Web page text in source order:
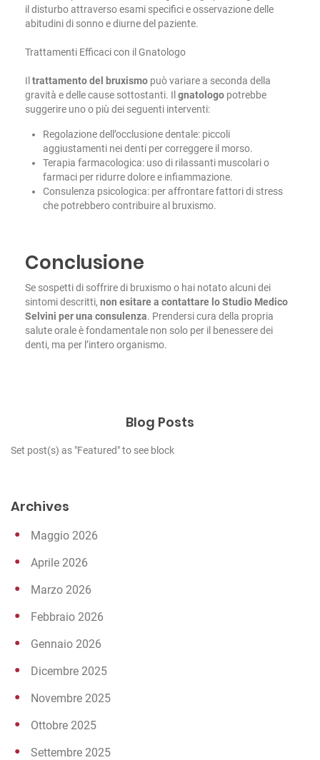
il disturbo attraverso esami specifici e osservazione delle
abitudini di sonno e diurne del paziente.
Trattamenti Efficaci con il Gnatologo
Il trattamento del bruxismo può variare a seconda della
gravità e delle cause sottostanti. Il gnatologo potrebbe
suggerire uno o più dei seguenti interventi:
Regolazione dell’occlusione dentale: piccoli
aggiustamenti nei denti per correggere il morso.
Terapia farmacologica: uso di rilassanti muscolari o
farmaci per ridurre dolore e infiammazione.
Consulenza psicologica: per affrontare fattori di stress
che potrebbero contribuire al bruxismo.
Conclusione
Se sospetti di soffrire di bruxismo o hai notato alcuni dei
sintomi descritti, non esitare a contattare lo Studio Medico
Selvini per una consulenza. Prendersi cura della propria
salute orale è fondamentale non solo per il benessere dei
denti, ma per l’intero organismo.
Blog Posts
Set post(s) as "Featured" to see block
Archives
Maggio 2026
Aprile 2026
Marzo 2026
Febbraio 2026
Gennaio 2026
Dicembre 2025
Novembre 2025
Ottobre 2025
Settembre 2025